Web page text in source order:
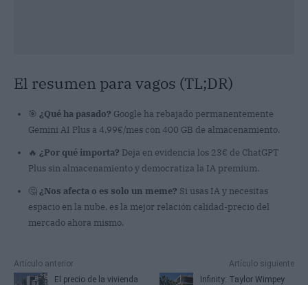
El resumen para vagos (TL;DR)
🎯 ¿Qué ha pasado? Google ha rebajado permanentemente
Gemini AI Plus a 4,99€/mes con 400 GB de almacenamiento.
🔥 ¿Por qué importa? Deja en evidencia los 23€ de ChatGPT
Plus sin almacenamiento y democratiza la IA premium.
🤔¿Nos afecta o es solo un meme? Si usas IA y necesitas
espacio en la nube, es la mejor relación calidad-precio del
mercado ahora mismo.
Artículo anterior
El precio de la vivienda
Artículo siguiente
Infinity: Taylor Wimpey